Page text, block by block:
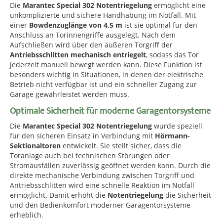
Die Marantec Special 302 Notentriegelung ermöglicht eine
unkomplizierte und sichere Handhabung im Notfall. Mit
einer Bowdenzuglänge von 4,5 m ist sie optimal für den
Anschluss an Torinnengriffe ausgelegt. Nach dem
Aufschließen wird über den äußeren Torgriff der
Antriebsschlitten mechanisch entriegelt, sodass das Tor
jederzeit manuell bewegt werden kann. Diese Funktion ist
besonders wichtig in Situationen, in denen der elektrische
Betrieb nicht verfügbar ist und ein schneller Zugang zur
Garage gewährleistet werden muss.
Optimale Sicherheit für moderne Garagentorsysteme
Die Marantec Special 302 Notentriegelung wurde speziell
für den sicheren Einsatz in Verbindung mit Hörmann-
Sektionaltoren entwickelt. Sie stellt sicher, dass die
Toranlage auch bei technischen Störungen oder
Stromausfällen zuverlässig geöffnet werden kann. Durch die
direkte mechanische Verbindung zwischen Torgriff und
Antriebsschlitten wird eine schnelle Reaktion im Notfall
ermöglicht. Damit erhöht die Notentriegelung die Sicherheit
und den Bedienkomfort moderner Garagentorsysteme
erheblich.